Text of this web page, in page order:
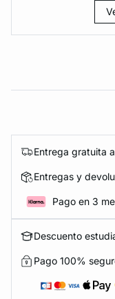
Entrega gratuita
Entregas y
Pago en 3
Descuento
Pago 100%